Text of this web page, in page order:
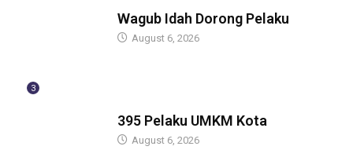
Wagub Idah Dorong Pelaku
August 6, 2026
3
395 Pelaku UMKM Kota
August 6, 2026